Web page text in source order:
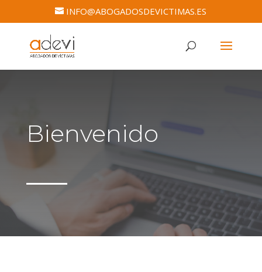
INFO@ABOGADOSDEVICTIMAS.ES
Bienvenido